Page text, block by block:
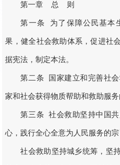
第一章 总 则
第一条 为了保障公民基本
果，健全社会救助体系，促进社
据宪法，制定本法。
第二条 国家建立和完善社
家和社会获得物质帮助和救助服务
第三条 社会救助坚持中国
心，践行全心全意为人民服务的宗
社会救助坚持城乡统筹，坚